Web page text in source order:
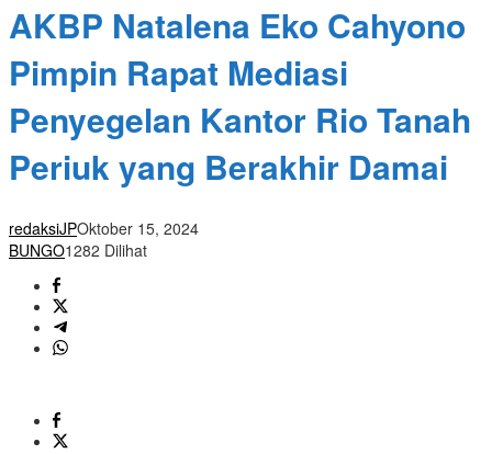
AKBP Natalena Eko Cahyono
Pimpin Rapat Mediasi
Penyegelan Kantor Rio Tanah
Periuk yang Berakhir Damai
redaksiJPOktober 15, 2024
BUNGO1282 Dilihat